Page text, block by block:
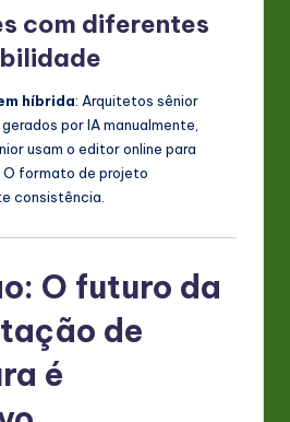
com diferentes
híbrida: Arquitetos sênior
por IA manualmente,
usam o editor online para
formato de projeto
consistência.
O futuro da
de
é